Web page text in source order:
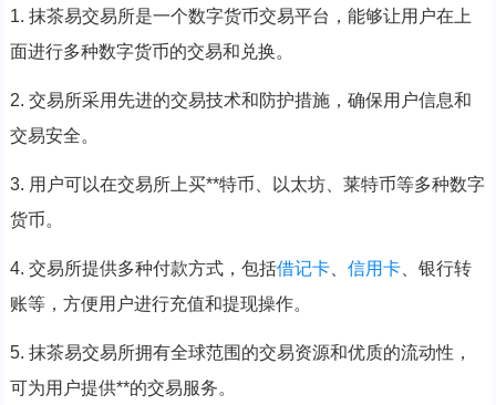
1. 抹茶易交易所是一个数字货币交易平台，能够让用户在上
面进行多种数字货币的交易和兑换。
2. 交易所采用先进的交易技术和防护措施，确保用户信息和
交易安全。
3. 用户可以在交易所上买**特币、以太坊、莱特币等多种数字
货币。
4. 交易所提供多种付款方式，包括借记卡、 信用卡、银行转
账等，方便用户进行充值和提现操作。
5. 抹茶易交易所拥有全球范围的交易资源和优质的流动性，
可为用户提供**的交易服务。